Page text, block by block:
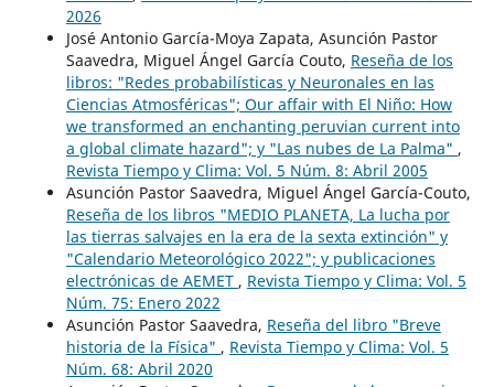
2026
José Antonio García-Moya Zapata, Asunción Pastor
Saavedra, Miguel Ángel García Couto, Reseña de los
libros: "Redes probabilísticas y Neuronales en las
Ciencias Atmosféricas"; Our affair with El Niño: How
we transformed an enchanting peruvian current into
a global climate hazard"; y "Las nubes de La Palma" ,
Revista Tiempo y Clima: Vol. 5 Núm. 8: Abril 2005
Asunción Pastor Saavedra, Miguel Ángel García-Couto,
Reseña de los libros "MEDIO PLANETA, La lucha por
las tierras salvajes en la era de la sexta extinción" y
"Calendario Meteorológico 2022"; y publicaciones
electrónicas de AEMET , Revista Tiempo y Clima: Vol. 5
Núm. 75: Enero 2022
Asunción Pastor Saavedra, Reseña del libro "Breve
historia de la Física" , Revista Tiempo y Clima: Vol. 5
Núm. 68: Abril 2020